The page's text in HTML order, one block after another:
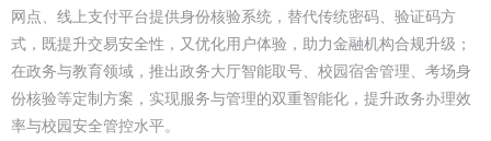
网点、线上支付平台提供身份核验系统，替代传统密码、验证码方
式，既提升交易安全性，又优化用户体验，助力金融机构合规升级；
在政务与教育领域，推出政务大厅智能取号、校园宿舍管理、考场身
份核验等定制方案，实现服务与管理的双重智能化，提升政务办理效
率与校园安全管控水平。